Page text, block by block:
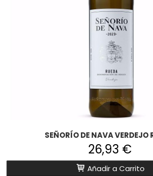
SEÑORÍO DE NAVA VERDEJO
26,93 €
Añadir a Carrito